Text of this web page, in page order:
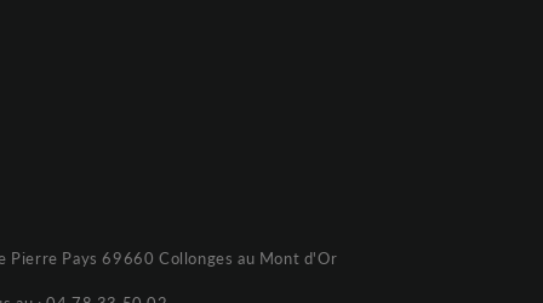
Pierre Pays 69660 Collonges au Mont d'Or